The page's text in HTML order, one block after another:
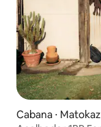
Cabana ⋅